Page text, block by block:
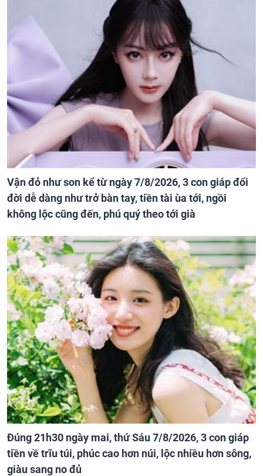
Vận đỏ như son kể từ ngày 7/8/2026, 3 con giáp đổi
đời dễ dàng như trở bàn tay, tiền tài ùa tới, ngồi
không lộc cũng đến, phú quý theo tới già
Đúng 21h30 ngày mai, thứ Sáu 7/8/2026, 3 con giáp
tiền về trĩu túi, phúc cao hơn núi, lộc nhiều hơn sông,
giàu sang no đủ